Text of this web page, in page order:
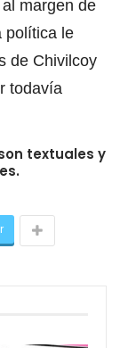
margen de
política le
de Chivilcoy
todavía
textuales y